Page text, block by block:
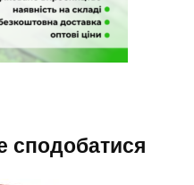
сподобатися